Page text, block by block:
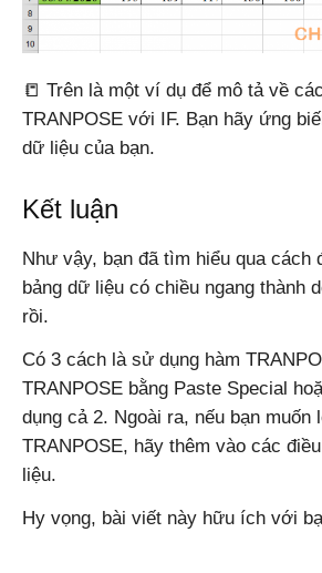
📒 Trên là một ví dụ để mô tả về
TRANPOSE với IF. Bạn hãy ứng
dữ liệu của bạn.
Kết luận
Như vậy, bạn đã tìm hiểu qua cách
bảng dữ liệu có chiều ngang thành
rồi.
Có 3 cách là sử dụng hàm
TRANPOSE bằng Paste Special
dụng cả 2. Ngoài ra, nếu bạn muốn
TRANPOSE, hãy thêm vào các
liệu.
Hy vọng, bài viết này hữu ích với